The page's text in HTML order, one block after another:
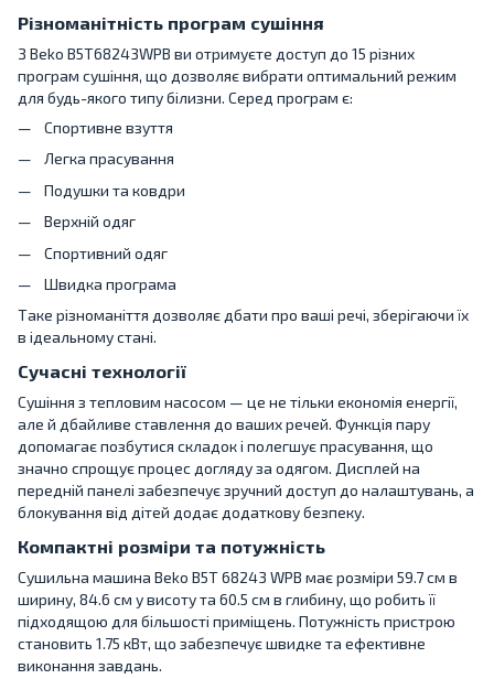
Різноманітність програм сушіння
З Beko B5T68243WPB ви отримуєте доступ до 15 різних
програм сушіння, що дозволяє вибрати оптимальний режим
для будь-якого типу білизни. Серед програм є:
Спортивне взуття
Легка прасування
Подушки та ковдри
Верхній одяг
Спортивний одяг
Швидка програма
Таке різноманіття дозволяє дбати про ваші речі, зберігаючи їх
в ідеальному стані.
Сучасні технології
Сушіння з тепловим насосом — це не тільки економія енергії,
але й дбайливе ставлення до ваших речей. Функція пару
допомагає позбутися складок і полегшує прасування, що
значно спрощує процес догляду за одягом. Дисплей на
передній панелі забезпечує зручний доступ до налаштувань, а
блокування від дітей додає додаткову безпеку.
Компактні розміри та потужність
Сушильна машина Beko B5T 68243 WPB має розміри 59.7 см в
ширину, 84.6 см у висоту та 60.5 см в глибину, що робить її
підходящою для більшості приміщень. Потужність пристрою
становить 1.75 кВт, що забезпечує швидке та ефективне
виконання завдань.